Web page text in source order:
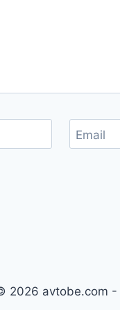
Email
2026 avtobe.com -